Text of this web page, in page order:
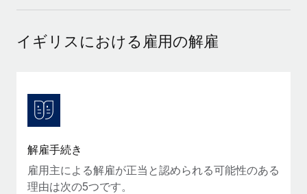
グローバル人事・コンプライアンスの専門サポート
候補者の選考プロセスをシンプルに
Compliance Watchtower
当社とのパートナーシップの可能性を検討する
イベント
ニュースルーム
情報センター
サポートを依頼する
すべてのリソースを表示する
イギリスにおける雇用の解雇
解雇手続き
雇用主による解雇が正当と認められる可能性のある
理由は次の5つです。